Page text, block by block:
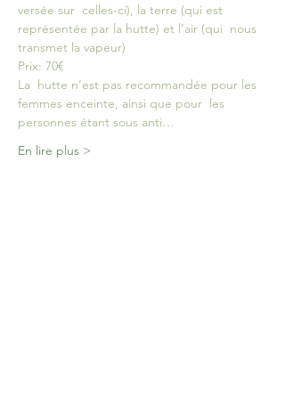
versée sur  celles-ci), la terre (qui est
représentée par la hutte) et l’air (qui  nous
transmet la vapeur)
Prix: 70€
La  hutte n’est pas recommandée pour les
femmes enceinte, ainsi que pour  les
personnes étant sous anti…
En lire plus >